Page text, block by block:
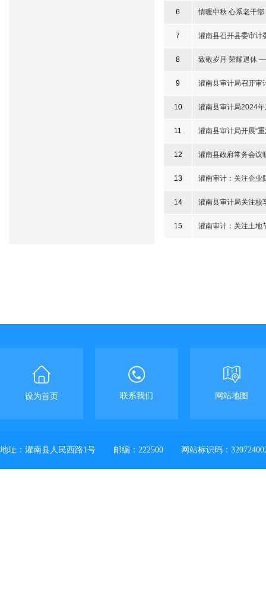
6 情暖中秋 心系老干
7 灌南县召开县委审计
8 致敬岁月 荣耀退休
9 灌南县审计局召开审
10 灌南县审计局2024
11 灌南县审计局开展“
12 灌南县政府常务会议
13 灌南审计：关注企业
14 灌南县审计局关注校
15 灌南审计：关注土地
设为首页 联系我们 网站地图
地址：灌南县人民西路1号 邮编：222500 网站标识码：